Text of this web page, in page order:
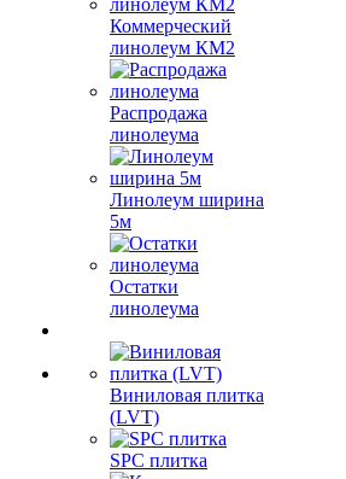
Коммерческий
линолеум КМ2
Распродажа
линолеума
Линолеум ширина
5м
Остатки
линолеума
Виниловая плитка
(LVT)
SPC плитка